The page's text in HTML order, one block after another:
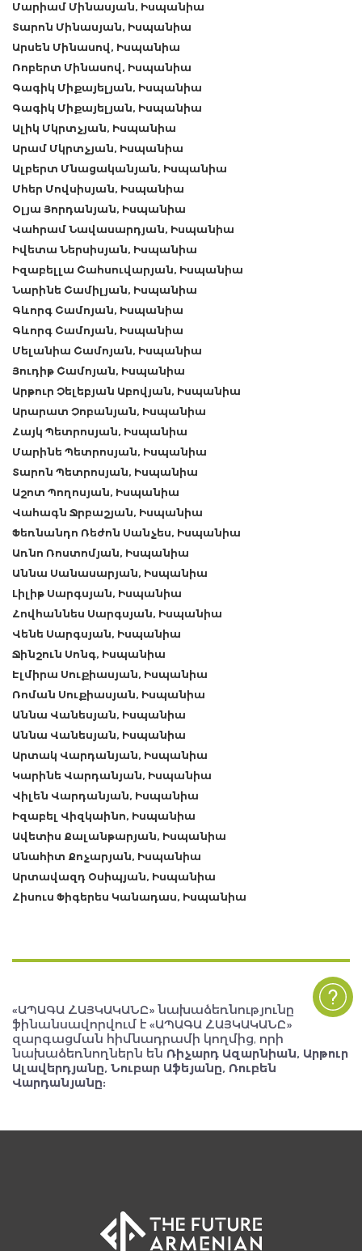
Մարիամ Մինասյան, Իսպանիա
Տարոն Մինասյան, Իսպանիա
Արսեն Մինասով, Իսպանիա
Ռոբերտ Մինասով, Իսպանիա
Գագիկ Միքայելյան, Իսպանիա
Գագիկ Միքայելյան, Իսպանիա
Ալիկ Մկրտչյան, Իսպանիա
Արամ Մկրտչյան, Իսպանիա
Ալբերտ Մնացականյան, Իսպանիա
Մհեր Մովսիսյան, Իսպանիա
Օլյա Յորդանյան, Իսպանիա
Վահրամ Նավասարդյան, Իսպանիա
Իվետա Ներսիսյան, Իսպանիա
Իզաբելլա Շահսուվարյան, Իսպանիա
Նարինե Շամիլյան, Իսպանիա
Գևորգ Շամոյան, Իսպանիա
Գևորգ Շամոյան, Իսպանիա
Մելանիա Շամոյան, Իսպանիա
Յուդիթ Շամոյան, Իսպանիա
Արթուր Չելեբյան Աբովյան, Իսպանիա
Արարատ Չոբանյան, Իսպանիա
Հայկ Պետրոսյան, Իսպանիա
Մարինե Պետրոսյան, Իսպանիա
Տարոն Պետրոսյան, Իսպանիա
Աշոտ Պողոսյան, Իսպանիա
Վահագն Ջրբաշյան, Իսպանիա
Ֆեռնանդո Ռեժոն Սանչես, Իսպանիա
Առնո Ռոստոմյան, Իսպանիա
Աննա Սանասարյան, Իսպանիա
Լիլիթ Սարգսյան, Իսպանիա
Հովհաննես Սարգսյան, Իսպանիա
Վենե Սարգսյան, Իսպանիա
Ջինշուն Սոնգ, Իսպանիա
Էլմիրա Սուքիասյան, Իսպանիա
Ռոման Սուքիասյան, Իսպանիա
Աննա Վանեսյան, Իսպանիա
Աննա Վանեսյան, Իսպանիա
Արտակ Վարդանյան, Իսպանիա
Կարինե Վարդանյան, Իսպանիա
Վիլեն Վարդանյան, Իսպանիա
Իզաբել Վիզկաինո, Իսպանիա
Ավետիս Քալանթարյան, Իսպանիա
Անահիտ Քոչարյան, Իսպանիա
Արտավազդ Օսիպյան, Իսպանիա
Հիսուս Ֆիգերես Կանադաս, Իսպանիա
«ԱՊԱԳԱ ՀԱՅԿԱԿԱՆԸ» նախաձեռնությունը
ֆինանսավորվում է «ԱՊԱԳԱ ՀԱՅԿԱԿԱՆԸ»
զարգացման հիմնադրամի կողմից, որի
նախաձեռնողներն են Ռիչարդ Ազարնիան, Արթուր
Ալավերդյանը, Նուբար Աֆեյանը, Ռուբեն
Վարդանյանը: